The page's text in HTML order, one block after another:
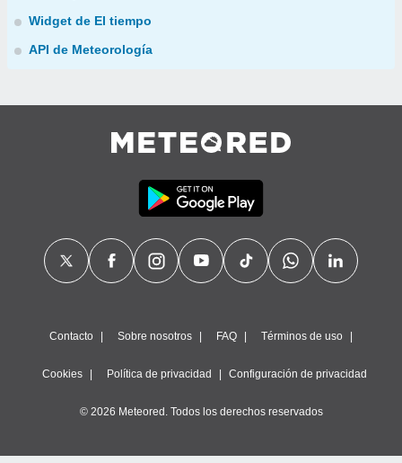
Widget de El tiempo
API de Meteorología
Contacto Sobre nosotros FAQ Términos de uso
Cookies Política de privacidad Configuración de privacidad
© 2026 Meteored. Todos los derechos reservados